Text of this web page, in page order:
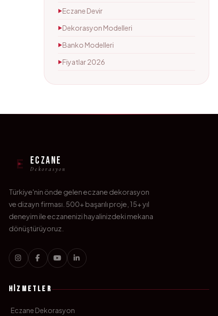
▶Eczane Devir
▶Dekorasyon Modelleri
▶Banko Modelleri
▶Fiyatlar 2026
E ECZANE
Dekorasyon
Türkiye'nin önde gelen eczane dekorasyon
ve dizayn firması. 500+ başarılı proje, 15+ yıl
deneyim ile eczanenizi hayalinizdeki mekana
dönüştürüyoruz.
HIZMETLER
Eczane Dekorasyon